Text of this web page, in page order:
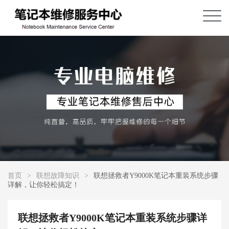
首页 > 联想故障知识 >
联想拯救者Y9000K笔记本重装系统步骤
详解，让你轻松搞定！
联想拯救者Y9000K笔记本重装系统步骤详